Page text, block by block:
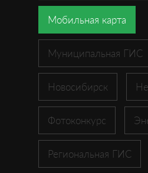
Мобильная карта
Муниципальная ГИС
Новосибирск
Фотоконкурс
Региональная ГИС